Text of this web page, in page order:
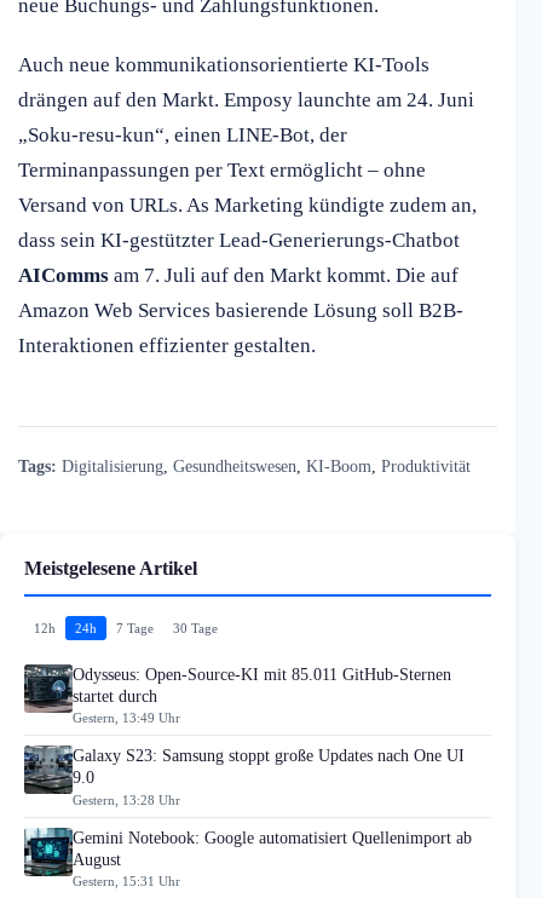
neue Buchungs- und Zahlungsfunktionen.
Auch neue kommunikationsorientierte KI-Tools
drängen auf den Markt. Emposy launchte am 24. Juni
„Soku-resu-kun“, einen LINE-Bot, der
Terminanpassungen per Text ermöglicht – ohne
Versand von URLs. As Marketing kündigte zudem an,
dass sein KI-gestützter Lead-Generierungs-Chatbot
AIComms am 7. Juli auf den Markt kommt. Die auf
Amazon Web Services basierende Lösung soll B2B-
Interaktionen effizienter gestalten.
Tags: Digitalisierung Gesundheitswesen KI-Boom Produktivität
Meistgelesene Artikel
12h 24h 7 Tage 30 Tage
Odysseus: Open-Source-KI mit 85.011 GitHub-Sternen
startet durch
Gestern, 13:49 Uhr
Galaxy S23: Samsung stoppt große Updates nach One UI
9.0
Gestern, 13:28 Uhr
Gemini Notebook: Google automatisiert Quellenimport ab
August
Gestern, 15:31 Uhr